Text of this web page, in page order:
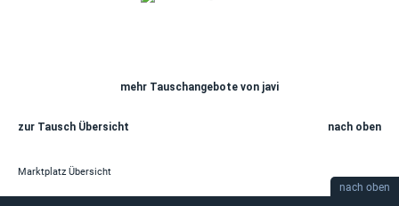
mehr Tauschangebote von javi
zur Tausch Übersicht nach oben
Marktplatz Übersicht
nach oben